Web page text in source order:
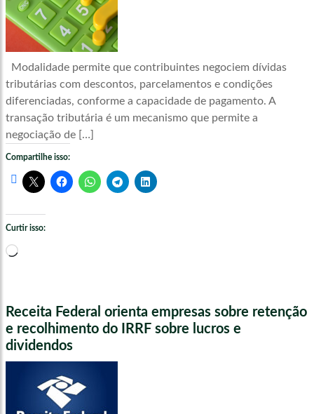
Modalidade permite que contribuintes negociem dívidas
tributárias com descontos, parcelamentos e condições
diferenciadas, conforme a capacidade de pagamento. A
transação tributária é um mecanismo que permite a
negociação de […]
Compartilhe isso:
Curtir isso:
Carregando...
Receita Federal orienta empresas sobre retenção
e recolhimento do IRRF sobre lucros e
dividendos